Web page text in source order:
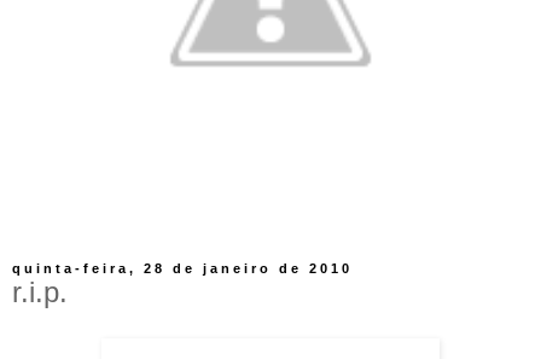
quinta-feira, 28 de janeiro de 2010
r.i.p.